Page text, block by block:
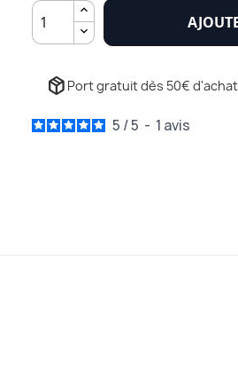
package_2 Port gratuit dès 50€
5 /5 - 1 avis